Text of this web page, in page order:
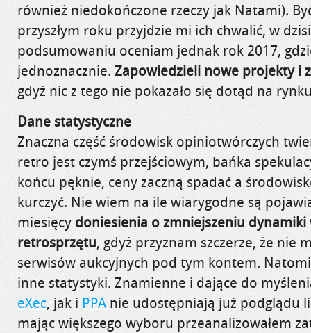
również niedokończone rzeczy jak Natami).
przyszłym roku przyjdzie mi ich chwalić, w
podsumowaniu oceniam jednak rok 2017,
jednoznacznie. Zapowiedzieli nowe projekty i
gdyż nic z tego nie pokazało się dotąd na
Dane statystyczne
Znaczna część środowisk opiniotwórczych
retro jest czymś przejściowym, bańka
końcu pęknie, ceny zaczną spadać a
kurczyć. Nie wiem na ile wiarygodne są
miesięcy doniesienia o zmniejszeniu dynamiki
retrosprzętu, gdyż przyznam szczerze, że nie
serwisów aukcyjnych pod tym kontem.
inne statystyki. Znamienne i dające do
eXec, jak i PPA nie udostępniają już podglądu
mając większego wyboru przeanalizowałem